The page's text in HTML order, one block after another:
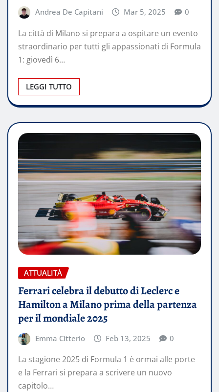
Andrea De Capitani Mar 5, 2025 0
La città di Milano si prepara a ospitare un evento
straordinario per tutti gli appassionati di Formula
1: giovedì 6…
LEGGI TUTTO
ATTUALITÀ
Ferrari celebra il debutto di Leclerc e
Hamilton a Milano prima della partenza
per il mondiale 2025
Emma Citterio Feb 13, 2025 0
La stagione 2025 di Formula 1 è ormai alle porte
e la Ferrari si prepara a scrivere un nuovo
capitolo…